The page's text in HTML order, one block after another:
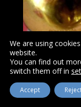
We are using
website.
You can find out
switch them off in
Accept